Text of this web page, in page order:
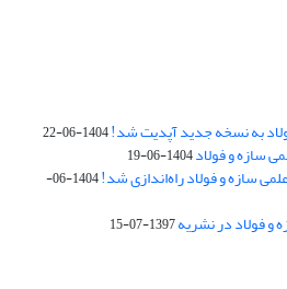
به نسخه جدید آپدیت شد!1404-06-22
سازه و فولاد1404-06-19
سازه و فولاد راه‌اندازی شد!
1404-06-
و فولاد در نشریه1397-07-15